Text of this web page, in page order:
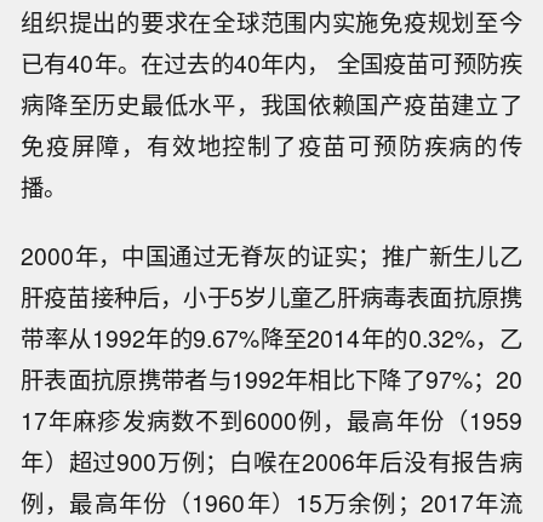
组织提出的要求在全球范围内实施免疫规划至今
已有40年。在过去的40年内， 全国疫苗可预防疾
病降至历史最低水平，我国依赖国产疫苗建立了
免疫屏障，有效地控制了疫苗可预防疾病的传
播。
2000年，中国通过无脊灰的证实；推广新生儿乙
肝疫苗接种后，小于5岁儿童乙肝病毒表面抗原携
带率从1992年的9.67%降至2014年的0.32%，乙
肝表面抗原携带者与1992年相比下降了97%；20
17年麻疹发病数不到6000例，最高年份（1959
年）超过900万例；白喉在2006年后没有报告病
例，最高年份（1960年）15万余例；2017年流